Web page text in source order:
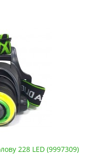
228 LED (9997309)